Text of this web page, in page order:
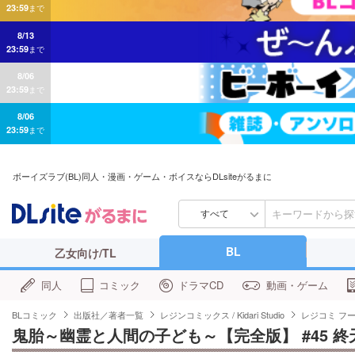
8/13
8/06
8/06
ボーイズラブ(BL)同人・漫画・ゲーム・ボイスならDLsiteがるまに
すべて
乙女向け/TL BL
同人 コミック ドラマCD 動画・ゲーム
BLコミック 出版社／著者一覧 レジンコミックス / Kidari Studio レジコミ フ
鬼胎～幽霊と人間の子ども～【完全版】 #45 終